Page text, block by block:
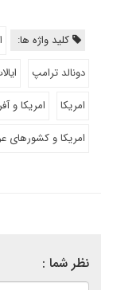
کلید واژه ها:
دونالد ترامپ
امریکا
امریکا و
امریکا و کشورهای
نظر شما :